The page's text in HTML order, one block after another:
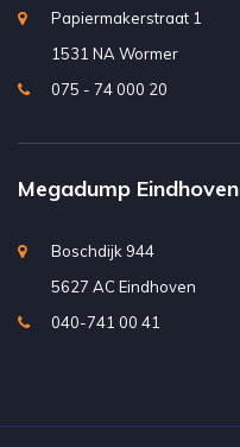
Papiermakerstraat 1
1531 NA Wormer
075 - 74 000 20
Megadump Eindhoven
Boschdijk 944
5627 AC Eindhoven
040-741 00 41